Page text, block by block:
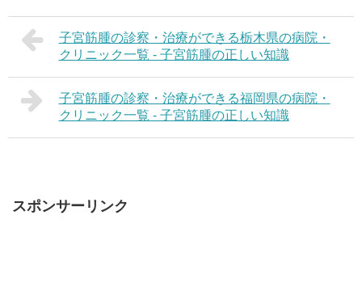
子宮筋腫の診察・治療ができる栃木県の病院・
クリニック一覧 - 子宮筋腫の正しい知識
子宮筋腫の診察・治療ができる福岡県の病院・
クリニック一覧 - 子宮筋腫の正しい知識
スポンサーリンク